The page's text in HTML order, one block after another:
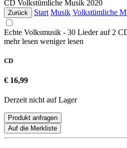
CD Volkstümliche Musik 2020
Zurück Start Musik Volkstümliche
Echte Volksmusik - 30 Lieder auf 2
mehr lesen weniger lesen
CD
€ 16,99
Derzeit nicht auf Lager
Produkt anfragen
Auf die Merkliste